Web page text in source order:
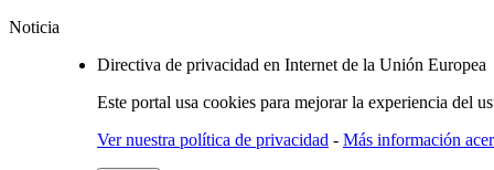
Noticia
Directiva de privacidad en Internet de la Unión Europea
Este portal usa cookies para mejorar la experiencia del
Ver nuestra política de privacidad - Más información